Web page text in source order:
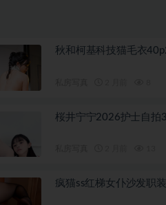
秋和柯基科技猫毛衣
桜井宁宁2026护士自拍
疯猫ss红梯女仆沙发职